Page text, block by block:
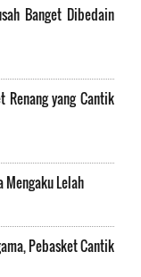
Banget Dibedain
yang Cantik
Mengaku Lelah
Pebasket Cantik